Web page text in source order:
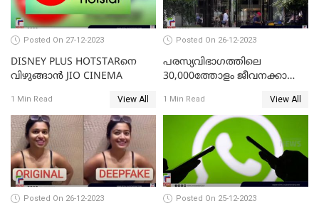
Posted On 27-12-2023
DISNEY PLUS HOTSTARനെ
വിഴുങ്ങാന്‍ JIO CINEMA
1 Min Read View All
Posted On 26-12-2023
പരസ്യവിഭാഗത്തിലെ
30,000ത്തോളം ജീവനക്കാരെ
ഗൂഗിള്‍
1 Min Read View All
Posted On 26-12-2023 Posted On 25-12-2023